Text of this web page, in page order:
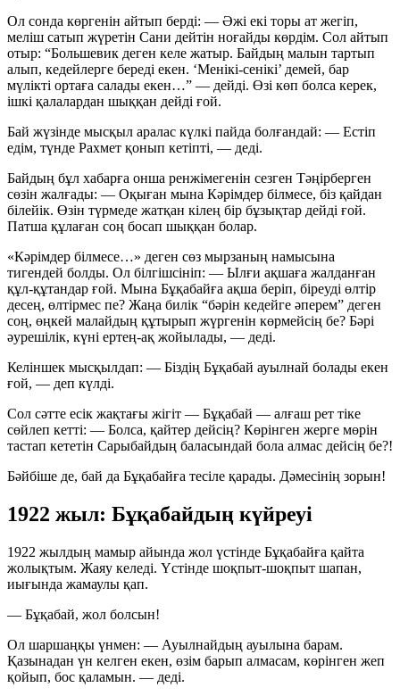
Ол сонда көргенін айтып берді: — Әжі екі торы ат жегіп,
меліш сатып жүретін Сани дейтін ноғайды көрдім. Сол айтып
отыр: “Большевик деген келе жатыр. Байдың малын тартып
алып, кедейлерге береді екен. ‘Менікі-сенікі’ демей, бар
мүлікті ортаға салады екен…” — дейді. Өзі көп болса керек,
ішкі қалалардан шыққан дейді ғой.
Бай жүзінде мысқыл аралас күлкі пайда болғандай: — Естіп
едім, түнде Рахмет қонып кетіпті, — деді.
Байдың бұл хабарға онша ренжімегенін сезген Тәңірберген
сөзін жалғады: — Оқыған мына Кәрімдер білмесе, біз қайдан
білейік. Өзін түрмеде жатқан кілең бір бұзықтар дейді ғой.
Патша құлаған соң босап шыққан болар.
«Кәрімдер білмесе…» деген сөз мырзаның намысына
тигендей болды. Ол білгішсініп: — Ылғи ақшаға жалданған
құл-құтандар ғой. Мына Бұқабайға ақша беріп, біреуді өлтір
десең, өлтірмес пе? Жаңа билік “бәрін кедейге әперем” деген
соң, өңкей малайдың құтырып жүргенін көрмейсің бе? Бәрі
әурешілік, күні ертең-ақ жойылады, — деді.
Келіншек мысқылдап: — Біздің Бұқабай ауылнай болады екен
ғой, — деп күлді.
Сол сәтте есік жақтағы жігіт — Бұқабай — алғаш рет тіке
сөйлеп кетті: — Болса, қайтер дейсің? Көрінген жерге мөрін
тастап кететін Сарыбайдың баласындай бола алмас дейсің бе?!
Бәйбіше де, бай да Бұқабайға тесіле қарады. Дәмесінің зорын!
1922 жыл: Бұқабайдың күйреуі
1922 жылдың мамыр айында жол үстінде Бұқабайға қайта
жолықтым. Жаяу келеді. Үстінде шоқпыт-шоқпыт шапан,
иығында жамаулы қап.
— Бұқабай, жол болсын!
Ол шаршаңқы үнмен: — Ауылнайдың ауылына барам.
Қазынадан үн келген екен, өзім барып алмасам, көрінген жеп
қойып, бос қаламын. — деді.